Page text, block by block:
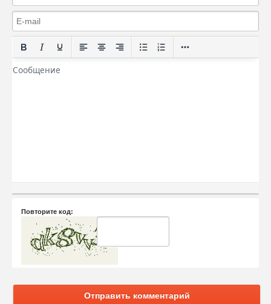
Повторите код:
Отправить комментарий